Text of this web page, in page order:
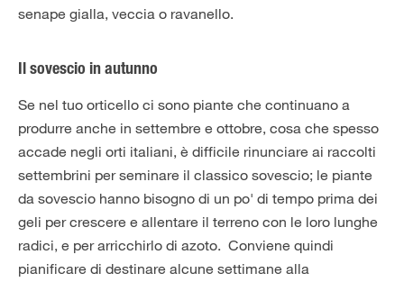
senape gialla, veccia o ravanello.
Il sovescio in autunno
Se nel tuo orticello ci sono piante che continuano a
produrre anche in settembre e ottobre, cosa che spesso
accade negli orti italiani, è difficile rinunciare ai raccolti
settembrini per seminare il classico sovescio; le piante
da sovescio hanno bisogno di un po' di tempo prima dei
geli per crescere e allentare il terreno con le loro lunghe
radici, e per arricchirlo di azoto. Conviene quindi
pianificare di destinare alcune settimane alla